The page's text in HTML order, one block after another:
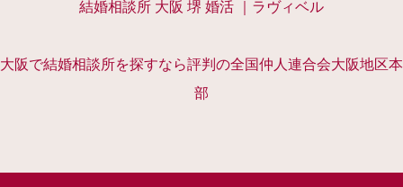
結婚相談所 大阪 堺 婚活 ｜ラヴィベル
大阪で結婚相談所を探すなら評判の全国仲人連合会大阪地区本
部